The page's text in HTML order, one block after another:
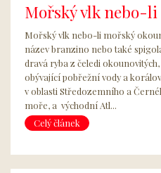
Mořský vlk nebo-
Mořský vlk nebo-li mořský
název branzino nebo také
dravá ryba z čeledi okounovitých,
obývající pobřežní vody a
v oblasti Středozemního a
moře, a východní Atl...
Celý článek